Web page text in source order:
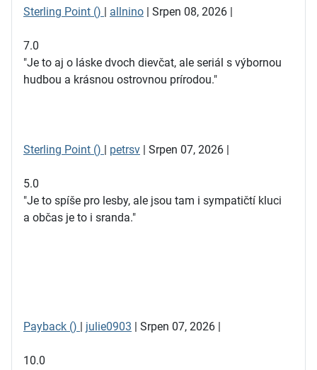
Sterling Point () | allnino | Srpen 08, 2026 |
7.0
"Je to aj o láske dvoch dievčat, ale seriál s výbornou
hudbou a krásnou ostrovnou prírodou."
Sterling Point () | petrsv | Srpen 07, 2026 |
5.0
"Je to spíše pro lesby, ale jsou tam i sympatičtí kluci
a občas je to i sranda."
Payback () | julie0903 | Srpen 07, 2026 |
10.0